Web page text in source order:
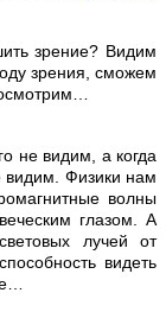
зрение? Видим
зрения, сможем
не видим, а когда
видим. Физики нам
волны
глазом. А
лучей от
видеть